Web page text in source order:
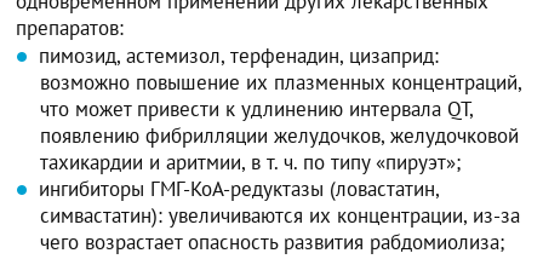
препаратов:
пимозид, астемизол, терфенадин, цизаприд:
возможно повышение их плазменных концентраций,
что может привести к удлинению интервала QT,
появлению фибрилляции желудочков, желудочковой
тахикардии и аритмии, в т. ч. по типу «пируэт»;
ингибиторы ГМГ-КоА-редуктазы (ловастатин,
симвастатин): увеличиваются их концентрации, из-за
чего возрастает опасность развития рабдомиолиза;